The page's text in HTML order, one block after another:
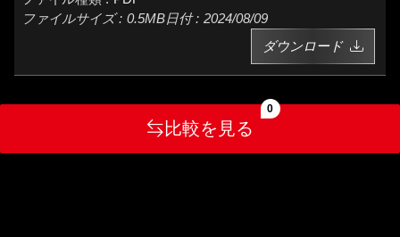
0.5MB
2024/08/09
ダウンロード
比較を見る
0